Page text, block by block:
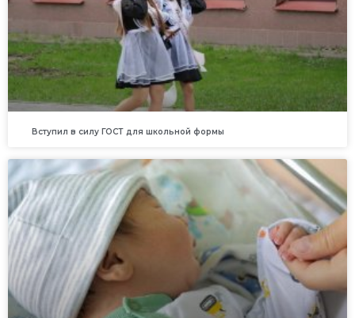
Вступил в силу ГОСТ для школьной формы